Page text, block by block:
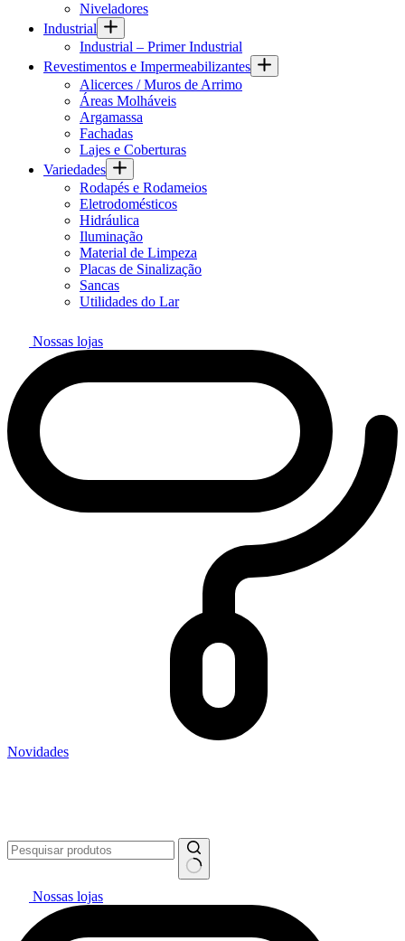
Niveladores
Industrial
Industrial – Primer Industrial
Revestimentos e Impermeabilizantes
Alicerces / Muros de Arrimo
Áreas Molháveis
Argamassa
Fachadas
Lajes e Coberturas
Variedades
Rodapés e Rodameios
Eletrodomésticos
Hidráulica
Iluminação
Material de Limpeza
Placas de Sinalização
Sancas
Utilidades do Lar
Nossas lojas
Novidades
Nossas lojas